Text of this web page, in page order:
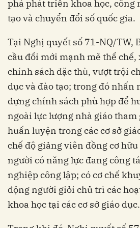
phá phát triển khoa học, công
tạo và chuyển đổi số quốc gia.
Tại Nghị quyết số 71-NQ/TW,
cầu đổi mới mạnh mẽ thể chế,
chính sách đặc thù, vượt trội
dục và đào tạo; trong đó nhấn
dựng chính sách phù hợp để
ngoài lực lượng nhà giáo tham
huấn luyện trong các cơ sở
chế độ giảng viên đồng cơ
người có năng lực đang công
nghiệp công lập; có cơ chế
động người giỏi chủ trì các
khoa học tại các cơ sở giáo dục.